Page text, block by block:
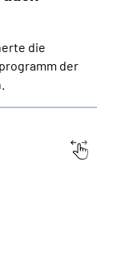
die
der